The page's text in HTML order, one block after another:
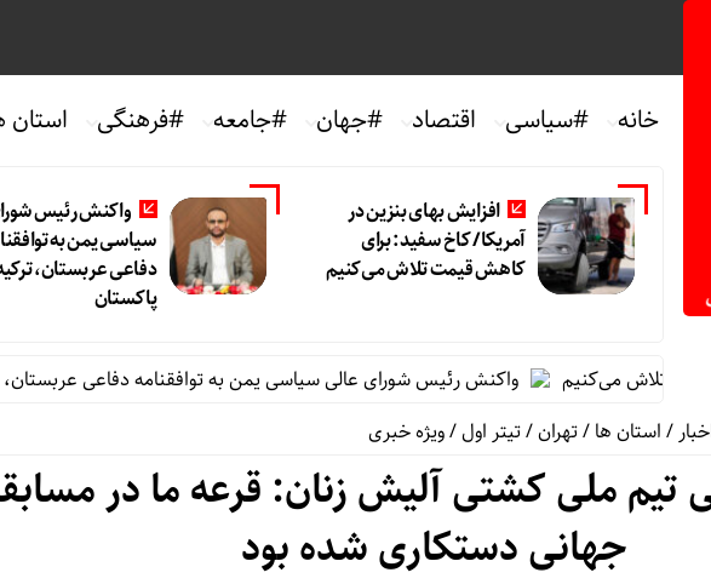
خانه #سیاسی اقتصاد #جهان #جامعه #فرهنگی استان
افزایش بهای بنزین در
آمریکا/ کاخ سفید: برای
کاهش قیمت تلاش می‌کنیم
واکنش رئیس
سیاسی یمن به
دفاعی عربستان،
پاکستان
می‌کنیم واکنش رئیس شورای عالی سیاسی یمن به توافقنامه دفاعی عربستان، ترکیه و
/استان ها/تهران/تیتر اول/ویژه خبری
تیم ملی کشتی آلیش زنان: قرعه ما در
جهانی دستکاری شده بود